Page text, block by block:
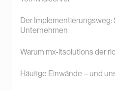
Der Implementierungsweg:
Unternehmen
Warum mx-itsolutions der
Häufige Einwände – und